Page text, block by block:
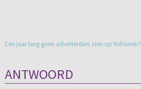
Een jaar lang geen advertenties zien op Refoweb?
ANTWOORD